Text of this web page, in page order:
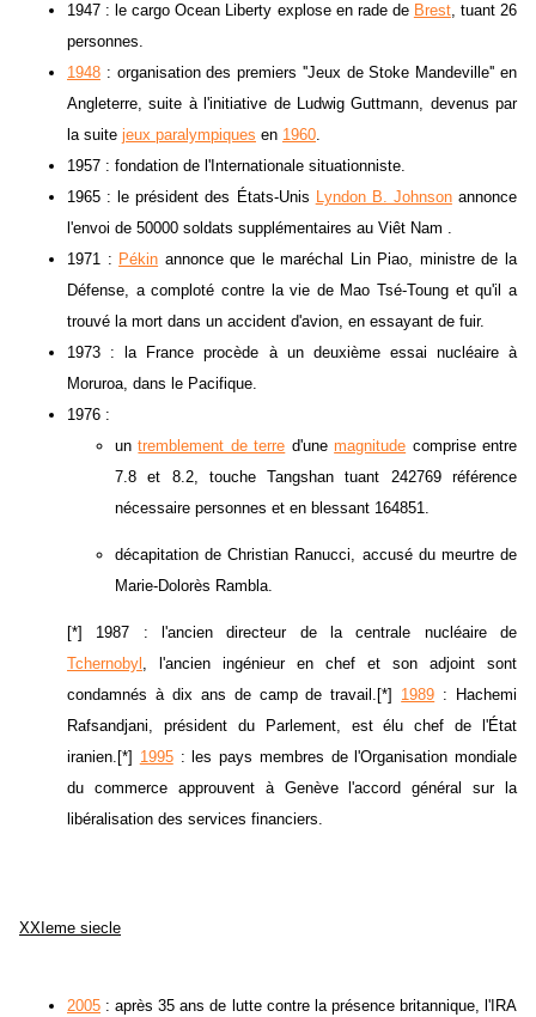
1947 : le cargo Ocean Liberty explose en rade de Brest, tuant 26
personnes.
1948 : organisation des premiers ''Jeux de Stoke Mandeville'' en
Angleterre, suite à l'initiative de Ludwig Guttmann, devenus par
la suite jeux paralympiques en 1960.
1957 : fondation de l'Internationale situationniste.
1965 : le président des États-Unis Lyndon B. Johnsonannonce
l'envoi de 50000 soldats supplémentaires au Viêt Nam .
1971 : Pékin annonce que le maréchal Lin Piao, ministre de la
Défense, a comploté contre la vie de Mao Tsé-Toung et qu'il a
trouvé la mort dans un accident d'avion, en essayant de fuir.
1973 : la France procède à un deuxième essai nucléaire à
Moruroa, dans le Pacifique.
1976 :
untremblement de terre d'unemagnitude comprise entre
7.8 et 8.2, touche Tangshan tuant 242769 référence
nécessaire personnes et en blessant 164851.
décapitation de Christian Ranucci, accusé du meurtre de
Marie-Dolorès Rambla.
[*] 1987 : l'ancien directeur de la centrale nucléaire de
Tchernobyl , l'ancien ingénieur en chef et son adjoint sont
condamnés à dix ans de camp de travail.[*] 1989 : Hachemi
Rafsandjani, président du Parlement, est élu chef de l'État
iranien.[*] 1995: les pays membres de l'Organisation mondiale
du commerce approuvent à Genève l'accord général sur la
libéralisation des services financiers.
XXIeme siecle
2005 : après 35 ans de lutte contre la présence britannique, l'IRA